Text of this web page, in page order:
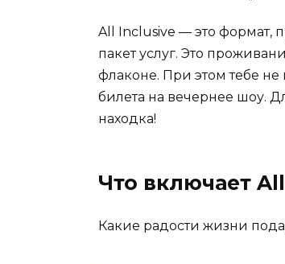
All Inclusive — это формат,
пакет услуг. Это
флаконе. При этом тебе
билета на вечернее шоу.
находка!
Что включает
Какие радости жизни